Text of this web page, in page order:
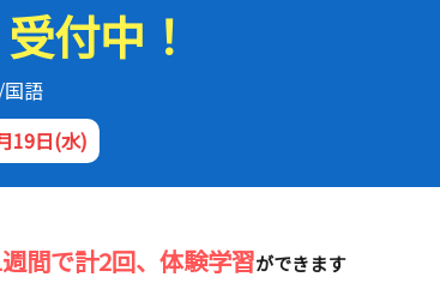
付中！
国語
19日(水)
間で計2回、体験学習ができます